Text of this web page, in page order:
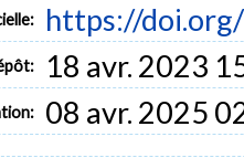
https://
18 avr. 2023
08 avr. 2025